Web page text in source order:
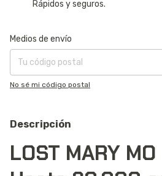
Rápidos y seguros.
Entregas para el CP:
Medios de envío
No sé mi código postal
Descripción
LOST MARY